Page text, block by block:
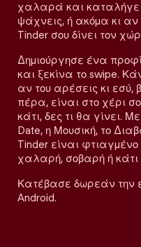
χαλαρά και καταλήγει
ψάχνεις, ή ακόμα κι
Tinder σου δίνει τον
Δημιούργησε ένα
και ξεκίνα το swipe.
αν του αρέσεις κι εσύ,
πέρα, είναι στο χέρι
κάτι, δες τι θα γίνει.
Date, η Μουσική, το
Tinder είναι
χαλαρή, σοβαρή ή κάτι
Κατέβασε δωρεάν την
Android.